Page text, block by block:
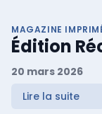
MAGAZINE
Édition
20 mars 2026
Lire la suite